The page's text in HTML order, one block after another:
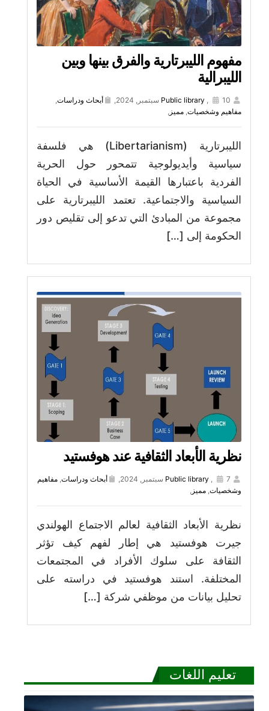
مفهوم الليبرتارية والفرق بينها وبين
الليبرالية
Public library , 10 سبتمبر, 2024, أبحاث ودراسات,
مفاهيم وشخصيات, مميز ,
الليبرتارية (Libertarianism) هي فلسفة
سياسية وأيديولوجية تتمحور حول الحرية
الفردية باعتبارها القيمة الأساسية في الحياة
السياسية والاجتماعية. تعتمد الليبرتارية على
مجموعة من المبادئ التي تدعو إلى تقليص دور
الحكومة إلى […]
نظرية الأبعاد الثقافية عند هوفستيد
Public library , 7 سبتمبر, 2024, أبحاث ودراسات, مفاهيم
وشخصيات, مميز ,
نظرية الأبعاد الثقافية لعالم الاجتماع الهولندي
جيرت هوفستيد هي إطار لفهم كيف تؤثر
الثقافة على سلوك الأفراد في المجتمعات
المختلفة. استند هوفستيد في دراسته على
تحليل بيانات من موظفي شركة […]
تعليم اللغات